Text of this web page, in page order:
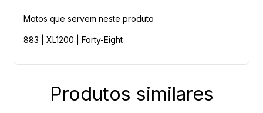
Motos que servem neste produto
883 | XL1200 | Forty-Eight
Produtos similares